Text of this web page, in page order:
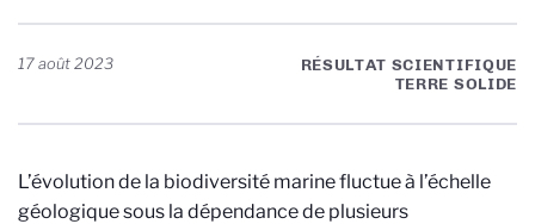
17 août 2023
RÉSULTAT SCIENTIFIQUE
TERRE SOLIDE
L’évolution de la biodiversité marine fluctue à l’échelle
géologique sous la dépendance de plusieurs